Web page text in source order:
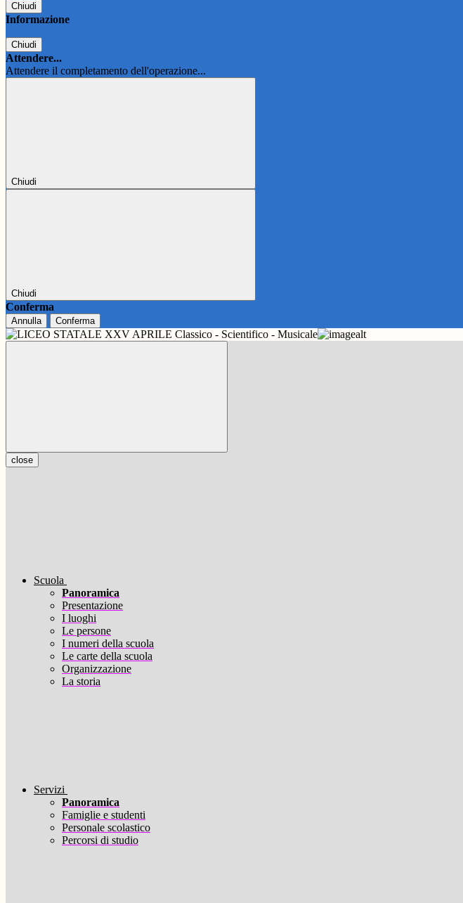
Chiudi
Informazione
Chiudi
Attendere...
Attendere il completamento dell'operazione...
Chiudi
Chiudi
Conferma
Annulla Conferma
close
Scuola
Panoramica
Presentazione
I luoghi
Le persone
I numeri della scuola
Le carte della scuola
Organizzazione
La storia
Servizi
Panoramica
Famiglie e studenti
Personale scolastico
Percorsi di studio